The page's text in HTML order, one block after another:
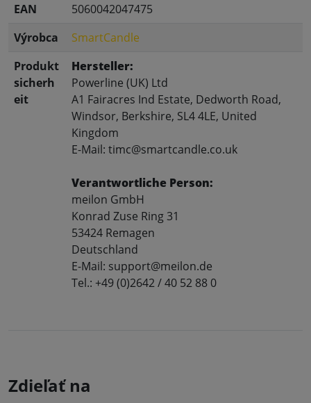
EAN
5060042047475
Výrobca
SmartCandle
Produkt
sicherh
eit
Hersteller:
Powerline (UK) Ltd
A1 Fairacres Ind Estate, Dedworth Road,
Windsor, Berkshire, SL4 4LE, United
Kingdom
E-Mail: timc@smartcandle.co.uk
Verantwortliche Person:
meilon GmbH
Konrad Zuse Ring 31
53424 Remagen
Deutschland
E-Mail: support@meilon.de
Tel.: +49 (0)2642 / 40 52 88 0
Zdieľať na